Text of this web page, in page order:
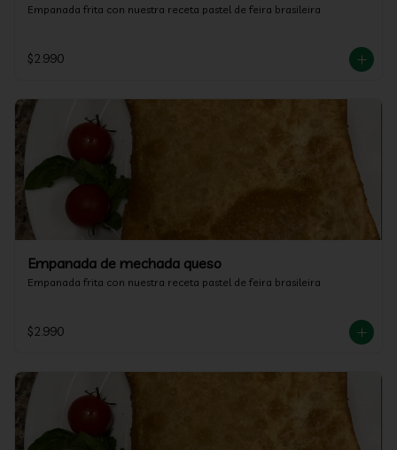
Empanada frita con nuestra receta pastel de feira brasileira
$2.990
Empanada de mechada queso
Empanada frita con nuestra receta pastel de feira brasileira
$2.990